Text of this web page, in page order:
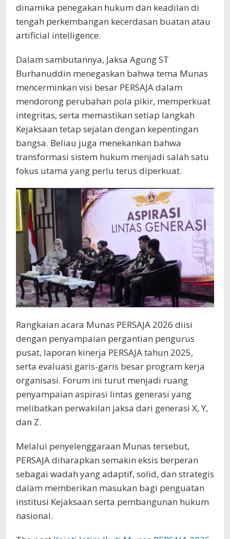
dinamika penegakan hukum dan keadilan di
tengah perkembangan kecerdasan buatan atau
artificial intelligence.
Dalam sambutannya, Jaksa Agung ST
Burhanuddin menegaskan bahwa tema Munas
mencerminkan visi besar PERSAJA dalam
mendorong perubahan pola pikir, memperkuat
integritas, serta memastikan setiap langkah
Kejaksaan tetap sejalan dengan kepentingan
bangsa. Beliau juga menekankan bahwa
transformasi sistem hukum menjadi salah satu
fokus utama yang perlu terus diperkuat.
Rangkaian acara Munas PERSAJA 2026 diisi
dengan penyampaian pergantian pengurus
pusat, laporan kinerja PERSAJA tahun 2025,
serta evaluasi garis-garis besar program kerja
organisasi. Forum ini turut menjadi ruang
penyampaian aspirasi lintas generasi yang
melibatkan perwakilan jaksa dari generasi X, Y,
dan Z.
Melalui penyelenggaraan Munas tersebut,
PERSAJA diharapkan semakin eksis berperan
sebagai wadah yang adaptif, solid, dan strategis
dalam memberikan masukan bagi penguatan
institusi Kejaksaan serta pembangunan hukum
nasional.